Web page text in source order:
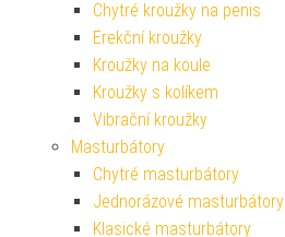
Chytré kroužky na penis
Erekční kroužky
Kroužky na koule
Kroužky s kolíkem
Vibrační kroužky
Masturbátory
Chytré masturbátory
Jednorázové masturbátory
Klasické masturbátory